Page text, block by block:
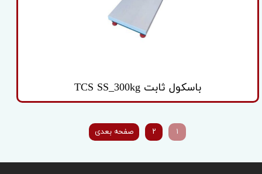
باسکول ثابت TCS SS_300kg
۱ ۲ صفحه بعدی